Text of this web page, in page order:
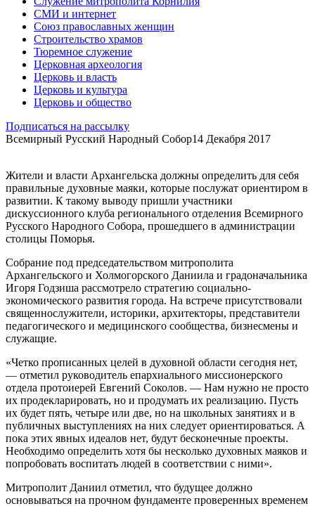
СМИ и интернет
Союз православных женщин
Строительство храмов
Тюремное служение
Церковная археология
Церковь и власть
Церковь и культура
Церковь и общество
Подписаться на рассылку
Всемирный Русский Народный Собор14 Декабря 2017
Жители и власти Архангельска должны определить для себя
правильные духовные маяки, которые послужат ориентиром в
развитии. К такому выводу пришли участники
дискуссионного клуба регионального отделения Всемирного
Русского Народного Собора, прошедшего в администрации
столицы Поморья.
Собрание под председательством митрополита
Архангельского и Холмогорского Даниила и градоначальника
Игоря Годзиша рассмотрело стратегию социально-
экономического развития города. На встрече присутствовали
священнослужители, историки, архитекторы, представители
педагогического и медицинского сообщества, бизнесмены и
служащие.
«Четко прописанных целей в духовной области сегодня нет,
— отметил руководитель епархиального миссионерского
отдела протоиерей Евгений Соколов. — Нам нужно не просто
их продекларировать, но и продумать их реализацию. Пусть
их будет пять, четыре или две, но на школьных занятиях и в
публичных выступлениях на них следует ориентироваться. А
пока этих явных идеалов нет, будут бесконечные проекты.
Необходимо определить хотя бы несколько духовных маяков и
попробовать воспитать людей в соответствии с ними».
Митрополит Даниил отметил, что будущее должно
основываться на прочном фундаменте проверенных временем